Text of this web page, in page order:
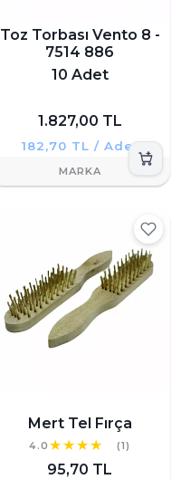
Toz Torbası Vento 8 -
7514 886
10 Adet
1.827,00 TL
182,70 TL / Adet
Mert Tel Fırça
4.0 (1)
95,70 TL